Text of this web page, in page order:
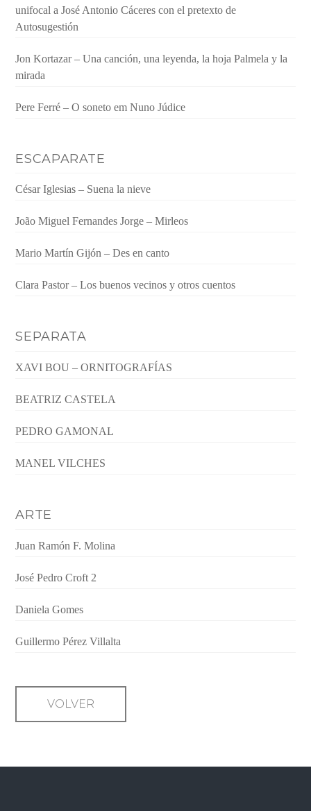
unifocal a José Antonio Cáceres con el pretexto de
Autosugestión
Jon Kortazar – Una canción, una leyenda, la hoja Palmela y la
mirada
Pere Ferré – O soneto em Nuno Júdice
ESCAPARATE
César Iglesias – Suena la nieve
João Miguel Fernandes Jorge – Mirleos
Mario Martín Gijón – Des en canto
Clara Pastor – Los buenos vecinos y otros cuentos
SEPARATA
XAVI BOU – ORNITOGRAFÍAS
BEATRIZ CASTELA
PEDRO GAMONAL
MANEL VILCHES
ARTE
Juan Ramón F. Molina
José Pedro Croft 2
Daniela Gomes
Guillermo Pérez Villalta
VOLVER